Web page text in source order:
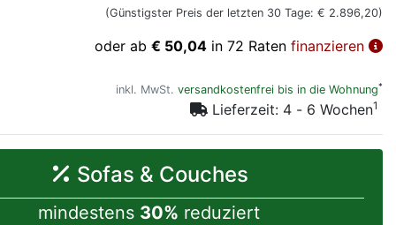
(Günstigster Preis der letzten 30 Tage: € 2.896,20)
oder ab € 50,04 in 72 Raten finanzieren
inkl. MwSt. versandkostenfrei bis in die Wohnung*
Lieferzeit: 4 - 6 Wochen1
Sofas & Couches
mindestens 30% reduziert